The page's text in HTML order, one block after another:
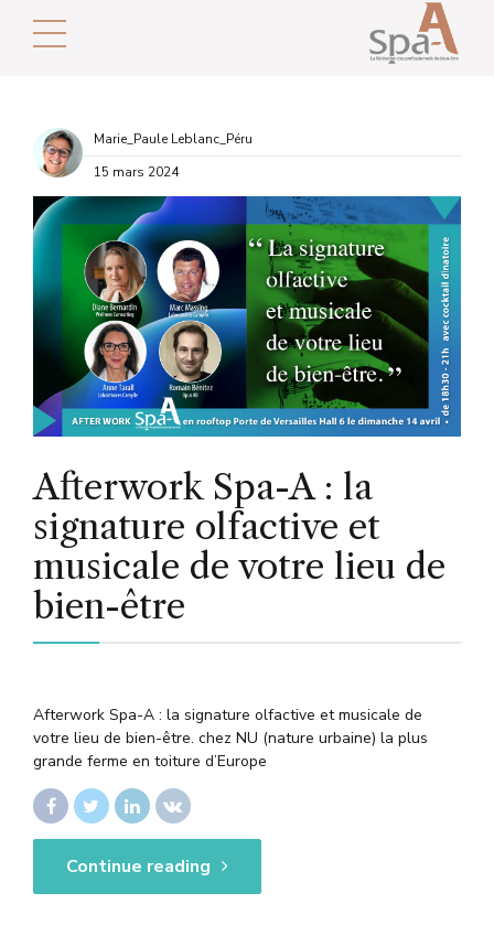
Marie_Paule Leblanc_Péru
15 mars 2024
Afterwork Spa-A : la
signature olfactive et
musicale de votre lieu de
bien-être
Afterwork Spa-A : la signature olfactive et musicale de
votre lieu de bien-être. chez NU (nature urbaine) la plus
grande ferme en toiture d’Europe
Continue reading